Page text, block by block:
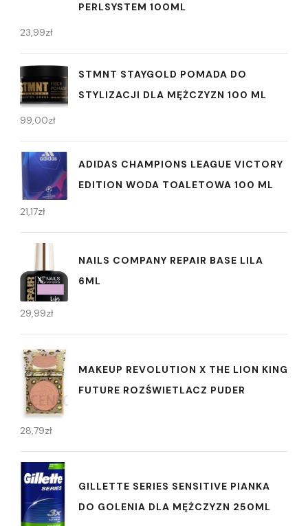
PERLSYSTEM 100ML
23,99zł
STMNT STAYGOLD POMADA DO
STYLIZACJI DLA MĘŻCZYZN 100 ML
99,00zł
ADIDAS CHAMPIONS LEAGUE VICTORY
EDITION WODA TOALETOWA 100 ML
21,17zł
NAILS COMPANY REPAIR BASE LILA
6ML
29,99zł
MAKEUP REVOLUTION X THE LION KING
FUTURE ROZŚWIETLACZ PUDER
28,79zł
GILLETTE SERIES SENSITIVE PIANKA
DO GOLENIA DLA MĘŻCZYZN 250ML